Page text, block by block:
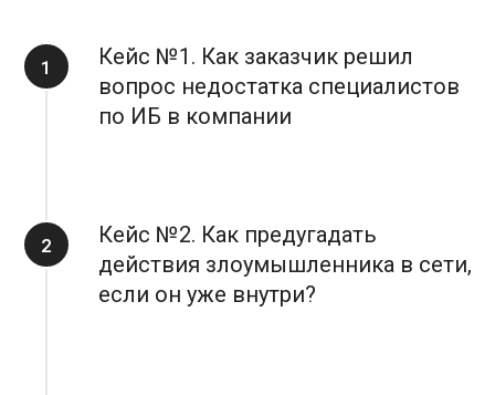
Кейс №1. Как заказчик решил
вопрос недостатка специалистов
по ИБ в компании
Кейс №2. Как предугадать
действия злоумышленника в сети,
если он уже внутри?